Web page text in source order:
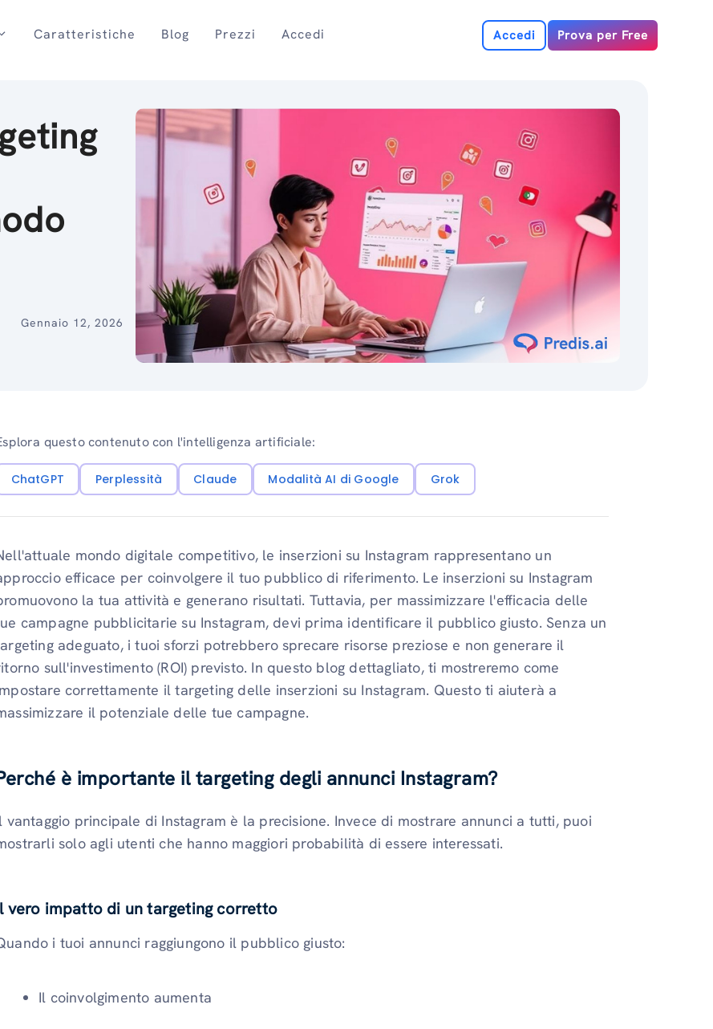
Caratteristiche Blog Prezzi Accedi Accedi Prova per Free
Gennaio 12, 2026
questo contenuto con l'intelligenza artificiale:
ChatGPT Perplessità Claude Modalità AI di Google Grok
mondo digitale competitivo, le inserzioni su Instagram rappresentano un
efficace per coinvolgere il tuo pubblico di riferimento. Le inserzioni su Instagram
la tua attività e generano risultati. Tuttavia, per massimizzare l'efficacia delle
campagne pubblicitarie su Instagram, devi prima identificare il pubblico giusto. Senza un
adeguato, i tuoi sforzi potrebbero sprecare risorse preziose e non generare il
sull'investimento (ROI) previsto. In questo blog dettagliato, ti mostreremo come
correttamente il targeting delle inserzioni su Instagram. Questo ti aiuterà a
il potenziale delle tue campagne.
è importante il targeting degli annunci Instagram?
vantaggio principale di Instagram è la precisione. Invece di mostrare annunci a tutti, puoi
solo agli utenti che hanno maggiori probabilità di essere interessati.
vero impatto di un targeting corretto
i tuoi annunci raggiungono il pubblico giusto:
Il coinvolgimento aumenta